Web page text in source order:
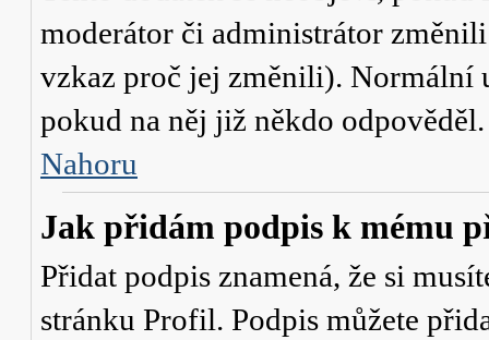
moderátor či administrátor
vzkaz proč jej změnili). Normální
pokud na něj již někdo odpověděl.
Nahoru
Jak přidám podpis k mému
Přidat podpis znamená, že si
stránku Profil. Podpis můžete